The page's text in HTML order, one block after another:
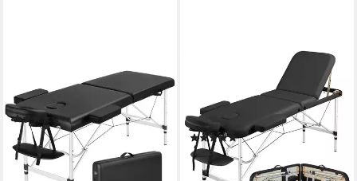
Massageliege, Mobile
Aluminium Massagebett
(2)
105,99 € UVP 189,99 €
-44%
Massageliege, Mobile 3-Zonen
Massagebett mit Kopfstütze &
Handauflage
(4)
115,99 € UVP169,99 €
-32%